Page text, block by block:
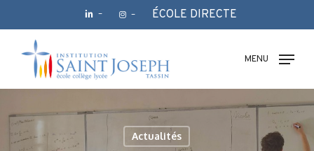
content
– – ÉCOLE DIRECTE
MENU
Actualités
le